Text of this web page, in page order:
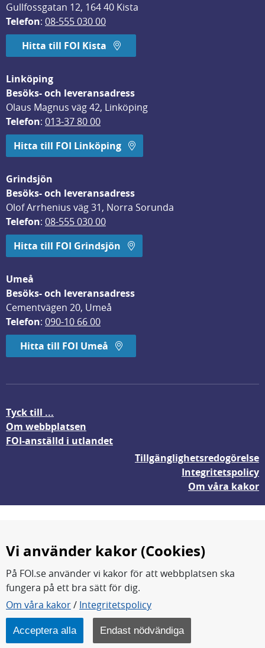
Gullfossgatan 12, 164 40 Kista
Telefon: 08-555 030 00
Hitta till FOI Kista
Linköping
Besöks- och leveransadress
Olaus Magnus väg 42, Linköping
Telefon: 013-37 80 00
Hitta till FOI Linköping
Grindsjön
Besöks- och leveransadress
Olof Arrhenius väg 31, Norra Sorunda
Telefon: 08-555 030 00
Hitta till FOI Grindsjön
Umeå
Besöks- och leveransadress
Cementvägen 20, Umeå
Telefon: 090-10 66 00
Hitta till FOI Umeå
Tyck till ...
Om webbplatsen
FOI-anställd i utlandet
Tillgänglighetsredogörelse
Integritetspolicy
Om våra kakor
FOI forskar för en säkrare värld.
FOI:s kärnverksamhet är forskning, metod- och
teknikutveckling samt analyser och studier.
Myndigheten ligger under Försvarsdepartementet.
Vi använder kakor (Cookies)
På FOI.se använder vi kakor för att webbplatsen ska
fungera på ett bra sätt för dig.
Om våra kakor/ Integritetspolicy
Acceptera alla Endast nödvändiga